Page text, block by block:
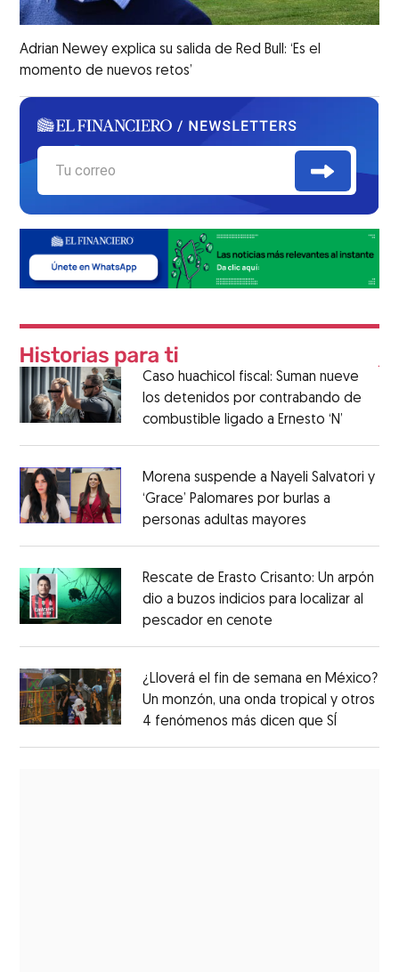
Adrian Newey explica su salida de Red Bull: ‘Es el
momento de nuevos retos’
Caso huachicol fiscal: Suman nueve
los detenidos por contrabando de
combustible ligado a Ernesto ‘N’
Morena suspende a Nayeli Salvatori y
‘Grace’ Palomares por burlas a
personas adultas mayores
Rescate de Erasto Crisanto: Un arpón
dio a buzos indicios para localizar al
pescador en cenote
¿Lloverá el fin de semana en México?
Un monzón, una onda tropical y otros
4 fenómenos más dicen que SÍ